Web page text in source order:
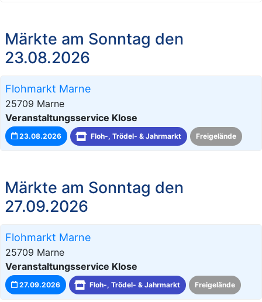
Märkte am Sonntag den
23.08.2026
Flohmarkt Marne
25709 Marne
Veranstaltungsservice Klose
23.08.2026 Floh-, Trödel- & Jahrmarkt Freigelände
Märkte am Sonntag den
27.09.2026
Flohmarkt Marne
25709 Marne
Veranstaltungsservice Klose
27.09.2026 Floh-, Trödel- & Jahrmarkt Freigelände